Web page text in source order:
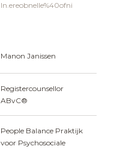
ln.ereobnelle%40ofni
Manon Janissen
Registercounsellor
ABvC®
People Balance Praktijk
voor Psychosociale